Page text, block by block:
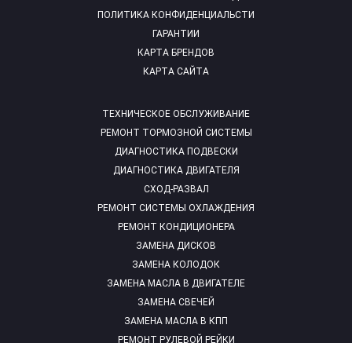
ТЕХНИЧЕСКОЕ ОБСЛУЖИВАНИЕ
РЕМОНТ ТОРМОЗНОЙ СИСТЕМЫ
ДИАГНОСТИКА ПОДВЕСКИ
ДИАГНОСТИКА ДВИГАТЕЛЯ
СХОД-РАЗВАЛ
РЕМОНТ СИСТЕМЫ ОХЛАЖДЕНИЯ
РЕМОНТ КОНДИЦИОНЕРА
ЗАМЕНА ДИСКОВ
ЗАМЕНА КОЛОДОК
ЗАМЕНА МАСЛА В ДВИГАТЕЛЕ
ЗАМЕНА СВЕЧЕЙ
ЗАМЕНА МАСЛА В КПП
РЕМОНТ РУЛЕВОЙ РЕЙКИ
ПОЛИТИКА КОНФИДЕНЦИАЛЬСТИ
ГАРАНТИИ
КАРТА БРЕНДОВ
КАРТА САЙТА